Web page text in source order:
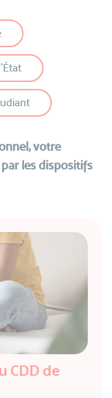
votre
les dispositifs
CDD de